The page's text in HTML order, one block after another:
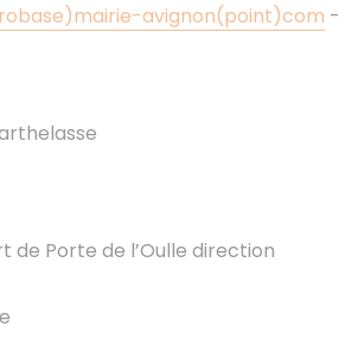
avignon(point)com -
de Porte de l’Oulle direction